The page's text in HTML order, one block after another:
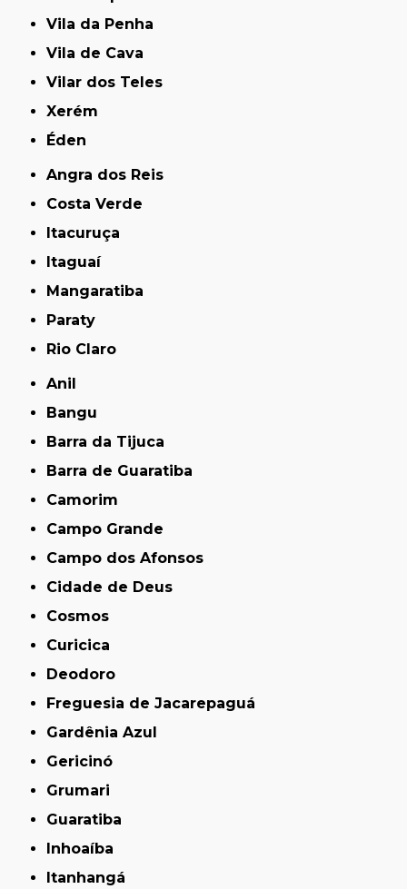
Vila da Penha
Vila de Cava
Vilar dos Teles
Xerém
Éden
Angra dos Reis
Costa Verde
Itacuruça
Itaguaí
Mangaratiba
Paraty
Rio Claro
Anil
Bangu
Barra da Tijuca
Barra de Guaratiba
Camorim
Campo Grande
Campo dos Afonsos
Cidade de Deus
Cosmos
Curicica
Deodoro
Freguesia de Jacarepaguá
Gardênia Azul
Gericinó
Grumari
Guaratiba
Inhoaíba
Itanhangá